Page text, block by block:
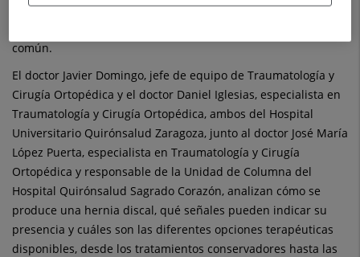
Quirónsalud Sagrado Corazón explican las causas, síntomas,
común.
El doctor Javier Domingo, jefe de equipo de Traumatología y
Cirugía Ortopédica y el doctor Daniel Iglesias, especialista en
Traumatología y Cirugía Ortopédica, ambos del Hospital
Universitario Quirónsalud Zaragoza, junto al doctor José María
López Puerta, especialista en Traumatología y Cirugía
Ortopédica y responsable de la Unidad de Columna del
Hospital Quirónsalud Sagrado Corazón, analizan cómo se
produce una hernia discal, qué señales pueden indicar su
presencia y cuáles son las diferentes opciones terapéuticas
disponibles, desde los tratamientos conservadores hasta las